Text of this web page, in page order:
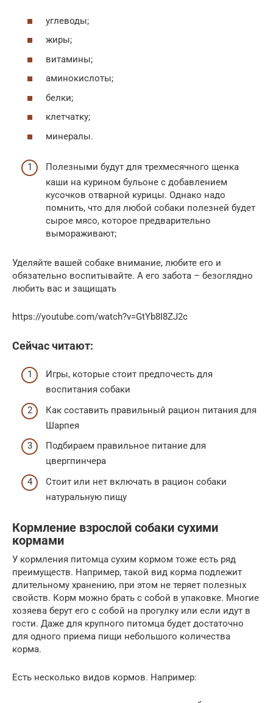
углеводы;
жиры;
витамины;
аминокислоты;
белки;
клетчатку;
минералы.
Полезными будут для трехмесячного щенка
каши на курином бульоне с добавлением
кусочков отварной курицы. Однако надо
помнить, что для любой собаки полезней будет
сырое мясо, которое предварительно
вымораживают;
Уделяйте вашей собаке внимание, любите его и
обязательно воспитывайте. А его забота – безоглядно
любить вас и защищать
https://youtube.com/watch?v=GtYb8I8ZJ2c
Сейчас читают:
Игры, которые стоит предпочесть для
воспитания собаки
Как составить правильный рацион питания для
Шарпея
Подбираем правильное питание для
цвергпинчера
Стоит или нет включать в рацион собаки
натуральную пищу
Кормление взрослой собаки сухими
кормами
У кормления питомца сухим кормом тоже есть ряд
преимуществ. Например, такой вид корма подлежит
длительному хранению, при этом не теряет полезных
свойств. Корм можно брать с собой в упаковке. Многие
хозяева берут его с собой на прогулку или если идут в
гости. Даже для крупного питомца будет достаточно
для одного приема пищи небольшого количества
корма.
Есть несколько видов кормов. Например: